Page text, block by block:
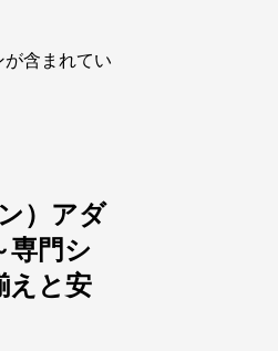
含まれてい
）アダ
専門シ
えと安